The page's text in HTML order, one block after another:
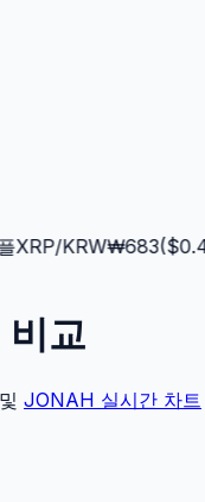
/KRW₩683($
교
및 JONAH 실시간 차트